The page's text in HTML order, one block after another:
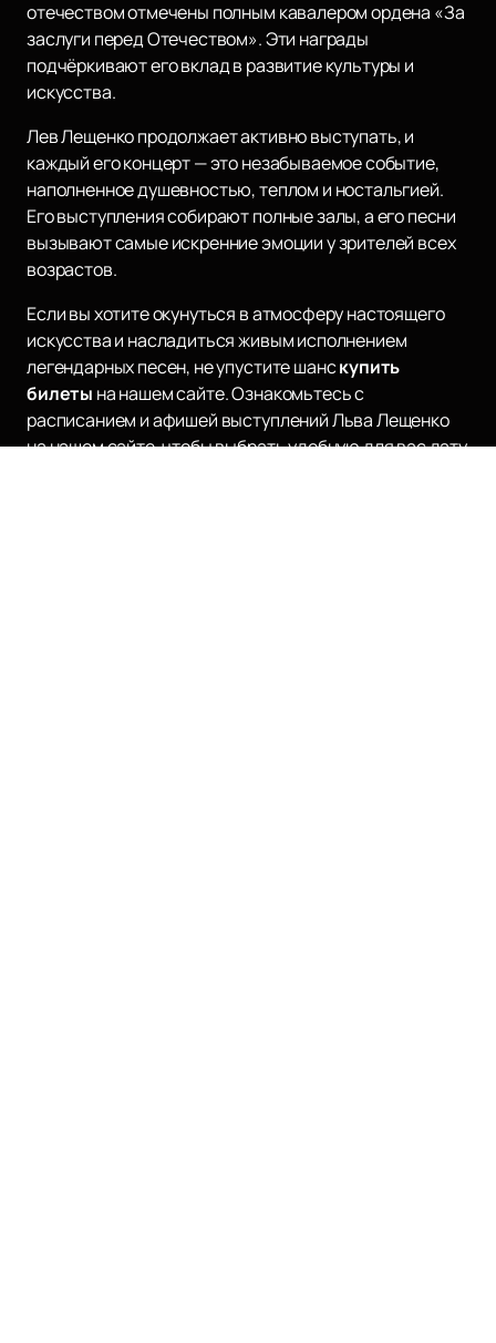
отечеством отмечены полным кавалером ордена «За
заслуги перед Отечеством». Эти награды
подчёркивают его вклад в развитие культуры и
искусства.
Лев Лещенко продолжает активно выступать, и
каждый его концерт — это незабываемое событие,
наполненное душевностью, теплом и ностальгией.
Его выступления собирают полные залы, а его песни
вызывают самые искренние эмоции у зрителей всех
возрастов.
Если вы хотите окунуться в атмосферу настоящего
искусства и насладиться живым исполнением
легендарных песен, не упустите шанскупить
билеты на нашем сайте. Ознакомьтесь с
расписанием и афишей выступлений Льва Лещенко
на нашем сайте, чтобы выбрать удобную для вас дату